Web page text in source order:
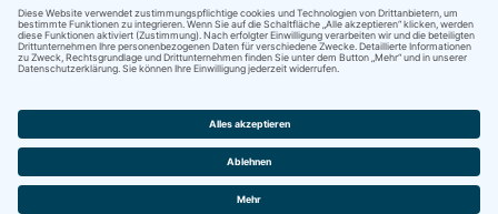
Samstag, Sonntag, Feiertag 10:00 - 15:00 Uhr
KONTAKT & ÖFFNUNGSZEITEN
DATENSCHUTZ
IMPRESSUM